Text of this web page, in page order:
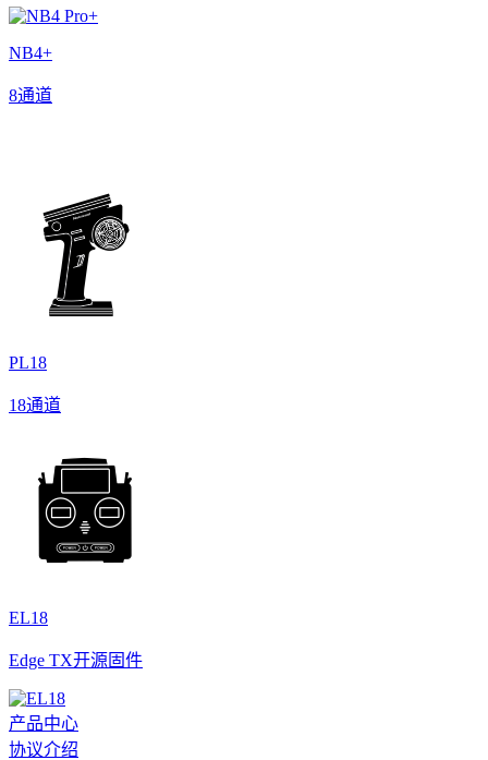
NB4+
8通道
PL18
18通道
EL18
Edge TX开源固件
产品中心
协议介绍